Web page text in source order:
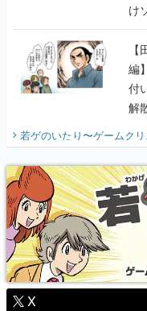
け
に
編
付
解
『
り
若ゲのいたり〜ゲームク
X